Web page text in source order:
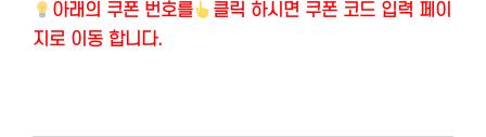
아래의 쿠폰 번호를
클릭 하시면 쿠폰 코드 입력 페이
지로 이동 합니다.